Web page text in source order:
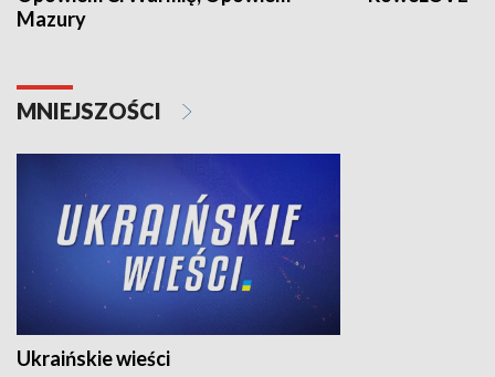
Mazury
MNIEJSZOŚCI
Ukraińskie wieści